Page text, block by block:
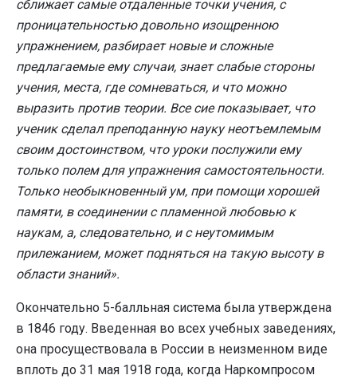
сближает самые отдаленные точки учения, с
проницательностью довольно изощренною
упражнением, разбирает новые и сложные
предлагаемые ему случаи, знает слабые стороны
учения, места, где сомневаться, и что можно
выразить против теории. Все сие показывает, что
ученик сделал преподанную науку неотъемлемым
своим достоинством, что уроки послужили ему
только полем для упражнения самостоятельности.
Только необыкновенный ум, при помощи хорошей
памяти, в соединении с пламенной любовью к
наукам, а, следовательно, и с неутомимым
прилежанием, может подняться на такую высоту в
области знаний».
Окончательно 5-балльная система была утверждена
в 1846 году. Введенная во всех учебных заведениях,
она просуществовала в России в неизменном виде
вплоть до 31 мая 1918 года, когда Наркомпросом